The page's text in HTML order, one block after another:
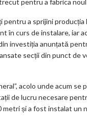
ar
ks
pentru a fabrica
pentru a sprijini
în curs de instalare, iar
investiția anunțată
secții din punct
acolo unde acum
de lucru necesare
și a fost instalat un